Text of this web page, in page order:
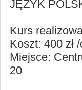
JĘZYK
Kurs
Koszt: 400 zł
Miejsce:
20